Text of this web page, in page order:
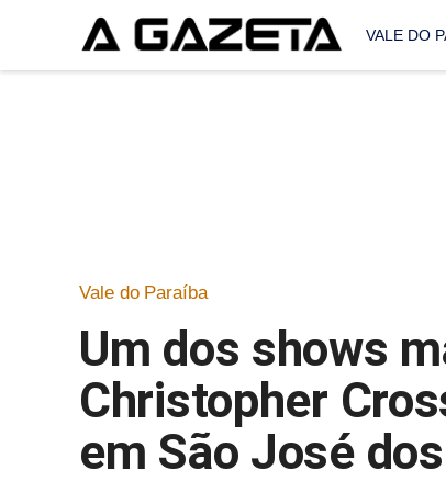
VALE DO
Vale do Paraíba
Um dos shows
Christopher
em São José